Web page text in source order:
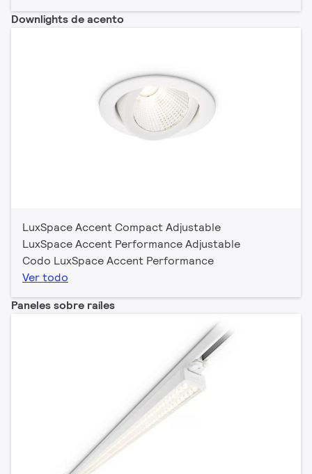
Downlights de acento
LuxSpace Accent Compact Adjustable
LuxSpace Accent Performance Adjustable
Codo LuxSpace Accent Performance
Ver todo
Paneles sobre raíles